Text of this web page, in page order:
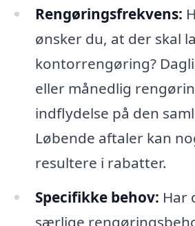
Rengøringsfrekvens:
ønsker du, at der skal
kontorrengøring?
eller månedlig
indflydelse på den
Løbende aftaler kan
resultere i rabatter.
Specifikke behov: Har
særlige